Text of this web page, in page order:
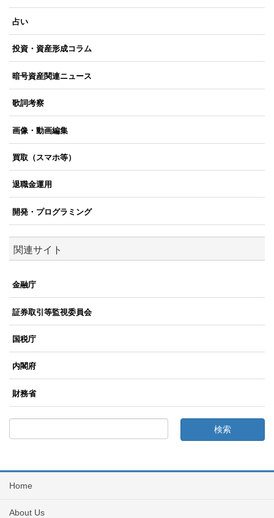
占い
投資・資産形成コラム
暗号資産関連ニュース
歌詞考察
画像・動画編集
買取（スマホ等）
退職金運用
開発・プログラミング
関連サイト
金融庁
証券取引等監視委員会
国税庁
内閣府
財務省
Home
About Us